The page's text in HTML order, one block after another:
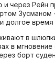
Рейн
долгое
в
в
борт